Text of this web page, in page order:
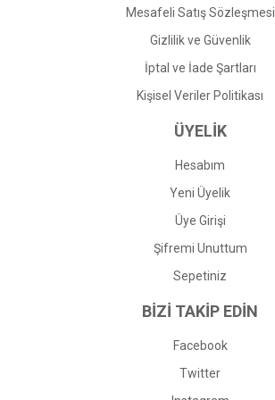
Mesafeli Satış Sözleşmesi
Gizlilik ve Güvenlik
İptal ve İade Şartları
Kişisel Veriler Politikası
ÜYELİK
Hesabım
Yeni Üyelik
Üye Girişi
Şifremi Unuttum
Sepetiniz
BİZİ TAKİP EDİN
Facebook
Twitter